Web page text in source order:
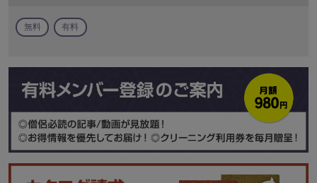
無料 有料